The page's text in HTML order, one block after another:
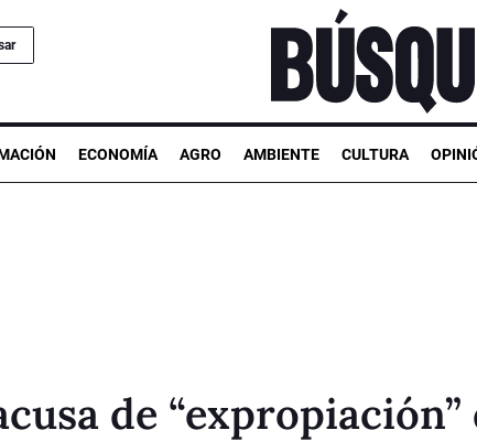
ECONOMÍA AGRO AMBIENTE CULTURA
de